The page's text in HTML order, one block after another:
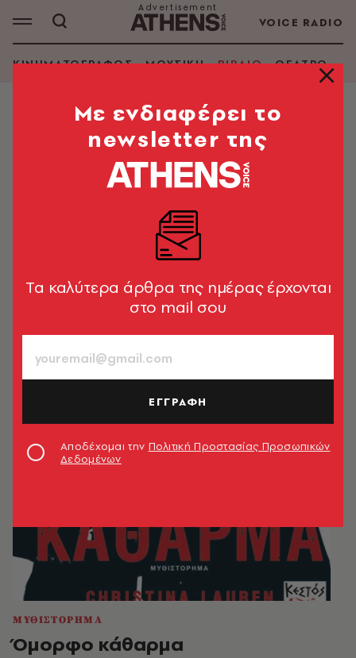
VOICE RADIO
ΚΙΝΗΜΑΤΟΓΡΑΦΟΣ ΜΟΥΣΙΚΗ ΒΙΒΛΙΟ ΘΕΑΤΡΟ -
ΜΥΘΙΣΤΟΡΗΜΑ
Όμορφο κάθαρμα
Mε ενδιαφέρει το
newsletter της
Tα καλύτερα άρθρα της ημέρας έρχονται
στο mail σου
ΕΓΓΡΑΦΗ
Αποδέχομαι την Πολιτική Προστασίας Προσωπικών
Δεδομένων